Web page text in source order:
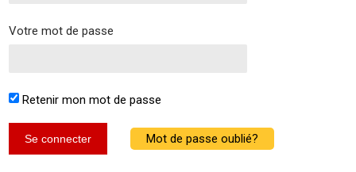
Votre mot de passe
Retenir mon mot de passe
Se connecter Mot de passe oublié?